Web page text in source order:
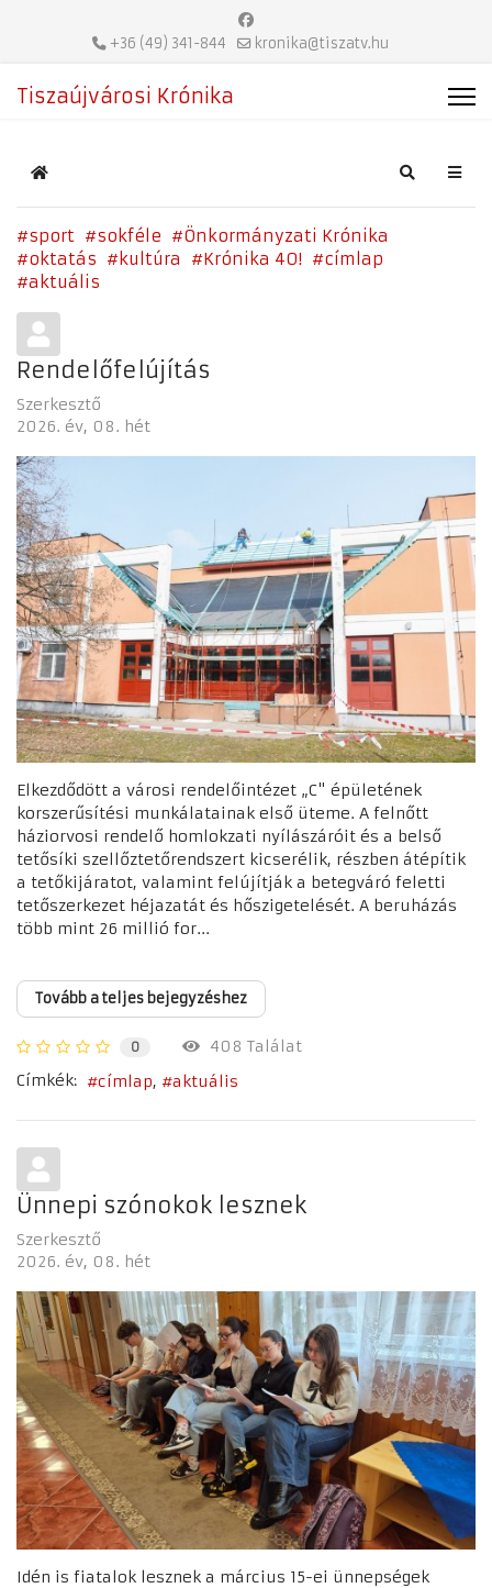
+36 (49) 341-844 kronika@tiszatv.hu
Tiszaújvárosi Krónika
Home Search
sport sokféle
Önkormányzati Krónika
oktatás
kultúra Krónika 40!
címlap
aktuális
Rendelőfelújítás
Szerkesztő
2026. év 08. hét
Elkezdődött a városi rendelőintézet „C" épületének
korszerűsítési munkálatainak első üteme. A felnőtt
háziorvosi rendelő homlokzati nyílászáróit és a belső
tetősíki szellőztetőrendszert kicserélik, részben átépítik
a tetőkijáratot, valamint felújítják a betegváró feletti
tetőszerkezet héjazatát és hőszigetelését. A beruházás
több mint 26 millió for...
Tovább a teljes bejegyzéshez
0
408 Találat
Címkék:
címlap aktuális
Ünnepi szónokok lesznek
Szerkesztő
2026. év 08. hét
Idén is fiatalok lesznek a március 15-ei ünnepségek